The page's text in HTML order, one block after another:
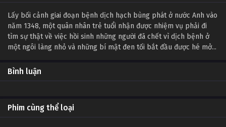
Lấy bối cảnh giai đoạn bệnh dịch hạch bùng phát ở nước Anh vào
năm 1348, một quân nhân trẻ tuổi nhận được nhiệm vụ phải đi
tìm sự thật về việc hồi sinh những người đã chết vì dịch bệnh ở
một ngôi làng nhỏ và những bí mật đen tối bắt đầu được hé mở...
Bình luận
Phim cùng thể loại